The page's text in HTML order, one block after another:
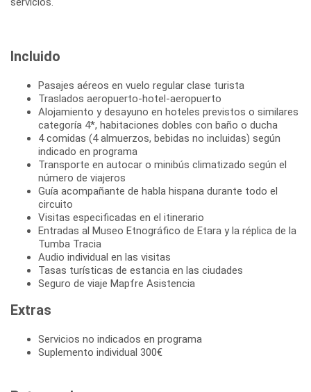
Incluido
Pasajes aéreos en vuelo regular clase turista
Traslados aeropuerto-hotel-aeropuerto
Alojamiento y desayuno en hoteles previstos o similares
categoría 4*, habitaciones dobles con baño o ducha
4 comidas (4 almuerzos, bebidas no incluidas) según
indicado en programa
Transporte en autocar o minibús climatizado según el
número de viajeros
Guía acompañante de habla hispana durante todo el
circuito
Visitas especificadas en el itinerario
Entradas al Museo Etnográfico de Etara y la réplica de la
Tumba Tracia
Audio individual en las visitas
Tasas turísticas de estancia en las ciudades
Seguro de viaje Mapfre Asistencia
Extras
Servicios no indicados en programa
Suplemento individual 300€